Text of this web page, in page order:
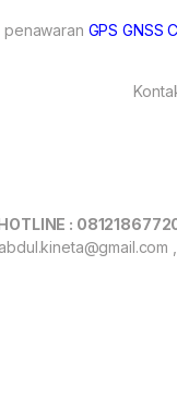
GPS GNSS
: